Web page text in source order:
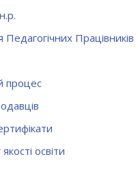
Педагогічних
процес
освіти